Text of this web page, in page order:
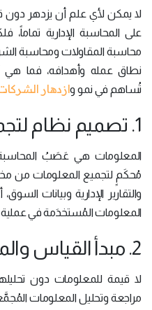
لا يمكن لأي علم أن يزدهر
على المحاسبة الإدارية
محاسبة المقاولات ومحاسبة
نطاق عمله وأهدافه، فما هي
تُساهم في نمو وازدهار
1. تصميم نظام لتجميع المعلومات:
المعلومات هي عَصَبُ المحاسبة
مُحكَمٍ لتجميع المعلومات من
والتقارير الإدارية وبيانات
المعلومات المُستخدَمة في عملية
2. مبدأ القياس والمقابلة:
لا قيمة للمعلومات دون
مراجعة وتحليل المعلومات